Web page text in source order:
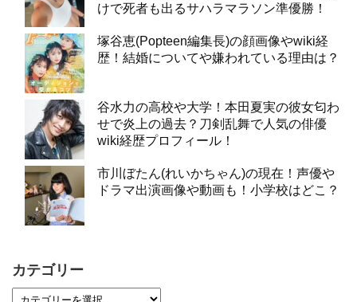
けで死者も出るサハラマラソン準優勝！
塚谷恵(Popteen編集長)の顔画像やwiki経
歴！結婚についてや嫌われている理由は？
谷水力の高校や大学！本田夏実の彼女匂わ
せで炎上の過去？刀剣乱舞で人気の俳優
wiki経歴プロフィール！
市川ぼたん(れいかちゃん)の現在！声優や
ドラマ出演画像や動画も！小学校はどこ？
カテゴリー